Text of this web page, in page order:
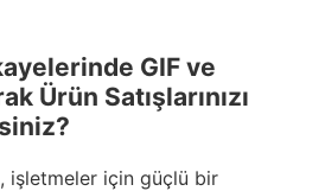
GIF ve
Ürün Satışlarınızı
işletmeler için güçlü bir